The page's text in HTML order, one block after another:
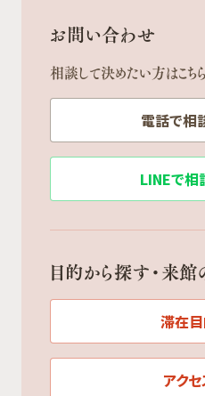
お問い合わせ
相談して決めたい方はこちら
電話で相
LINEで相
目的から探す・来
滞在
アク